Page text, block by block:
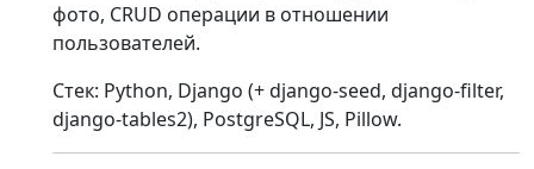
фото, CRUD операции в отношении
пользователей.
Стек: Python, Django (+ django-seed, django-filter,
django-tables2), PostgreSQL, JS, Pillow.